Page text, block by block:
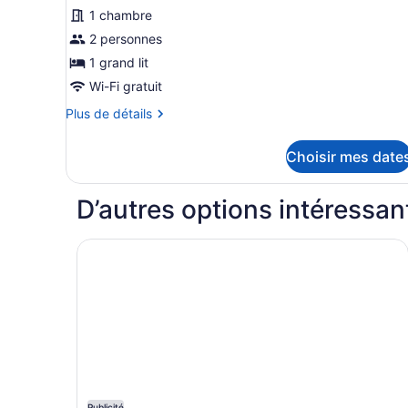
pour
ce
type
de
chambre :
Chambre
1
grand
lit
1 chambre
2 personnes
1 grand lit
Wi-Fi gratuit
Plus de détails
Plus
Chambre
double,
grand
Choisir mes
D’autres options
Santa Teresa Hotel Rio de Janeiro - MGallery